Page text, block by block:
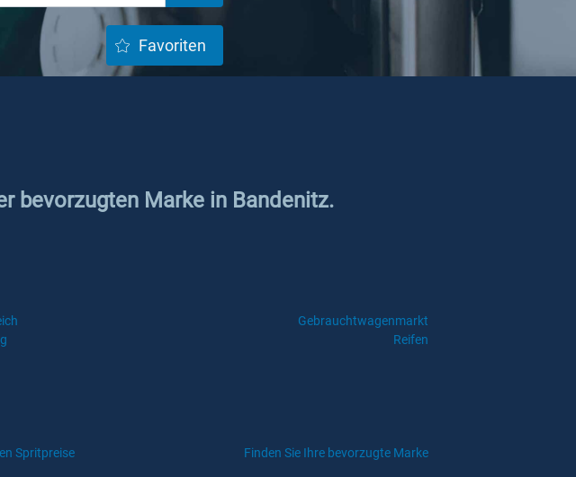
Favoriten
bevorzugten Marke in Bandenitz.
Gebrauchtwagenmarkt
Reifen
Spritpreise Finden Sie Ihre bevorzugte Marke